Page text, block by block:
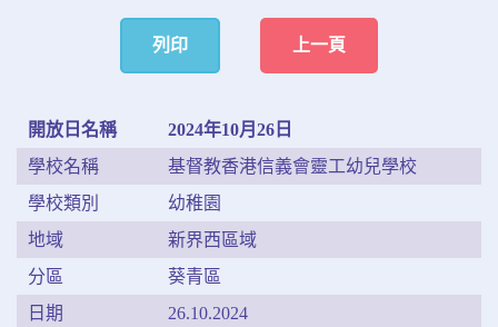
列印 上一頁
開放日名稱
2024年10月26日
學校名稱
基督教香港信義會靈工幼兒學校
學校類別
幼稚園
地域
新界西區域
分區
葵青區
日期
26.10.2024